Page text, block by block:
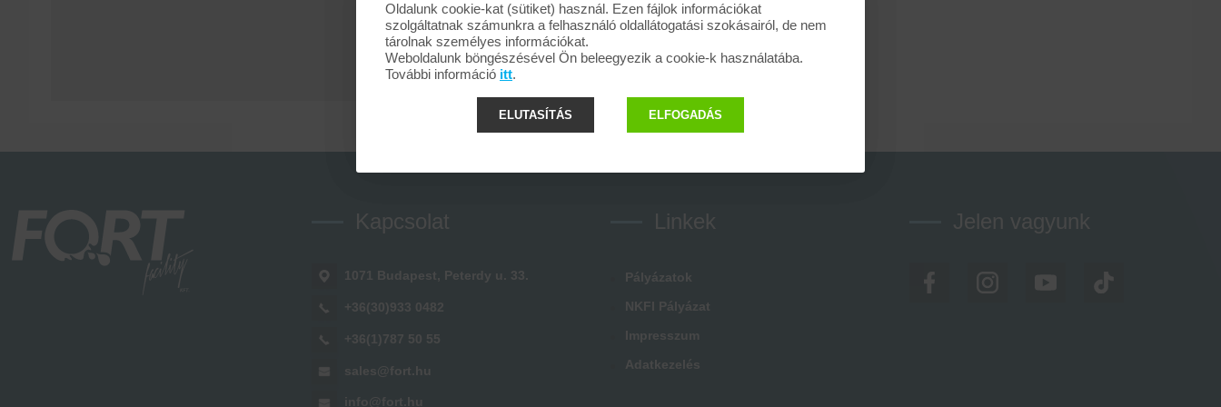
Kapcsolat
1071 Budapest, Peterdy u. 33.
+36(30)933 0482
+36(1)787 50 55
sales@fort.hu
info@fort.hu
Linkek
Pályázatok
NKFI Pályázat
Impresszum
Adatkezelés
Jelen vagyunk
Oldalunk cookie-kat (sütiket) használ. Ezen fájlok információkat
szolgáltatnak számunkra a felhasználó oldallátogatási szokásairól, de nem
tárolnak személyes információkat.
Weboldalunk böngészésével Ön beleegyezik a cookie-k használatába.
További információ itt.
ELUTASÍTÁS ELFOGADÁS